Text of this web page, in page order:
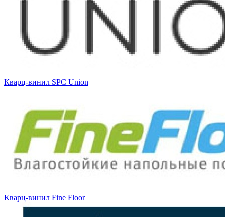
Кварц-винил SPC Union
Кварц-винил Fine Floor